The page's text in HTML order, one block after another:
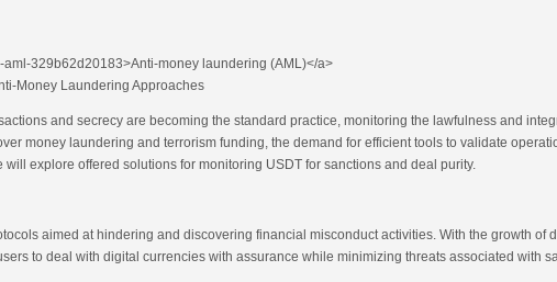
329b62d20183>Anti-money laundering (AML)</a>
Money Laundering Approaches
and secrecy are becoming the standard practice, monitoring the lawfulness and
money laundering and terrorism funding, the demand for efficient tools to validate
explore offered solutions for monitoring USDT for sanctions and deal purity.
aimed at hindering and discovering financial misconduct activities. With the growth of
to deal with digital currencies with assurance while minimizing threats associated with